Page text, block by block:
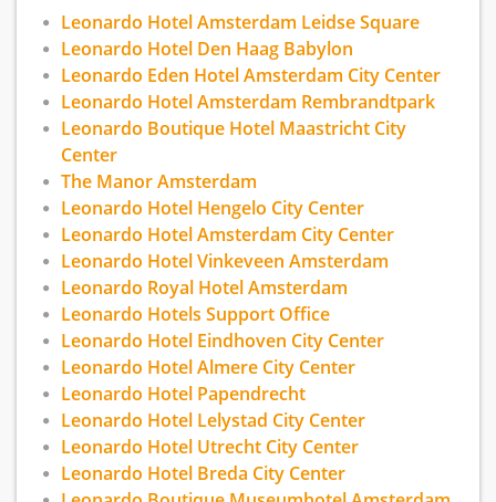
genieten van de rust en luxe van ons boutique
hotel - bij The Lancaster beleef je Amsterdam op
een meer intieme, stijlvolle manier. Dit is waar
jouw Amsterdamse verhaal begint.
Leonardo Hotel Amsterdam Leidse Square
Leonardo Hotel Den Haag Babylon
Leonardo Eden Hotel Amsterdam City Center
Leonardo Hotel Amsterdam Rembrandtpark
Leonardo Boutique Hotel Maastricht City
Center
The Manor Amsterdam
Leonardo Hotel Hengelo City Center
Leonardo Hotel Amsterdam City Center
Leonardo Hotel Vinkeveen Amsterdam
Leonardo Royal Hotel Amsterdam
Leonardo Hotels Support Office
Leonardo Hotel Eindhoven City Center
Leonardo Hotel Almere City Center
Leonardo Hotel Papendrecht
Leonardo Hotel Lelystad City Center
Leonardo Hotel Utrecht City Center
Leonardo Hotel Breda City Center